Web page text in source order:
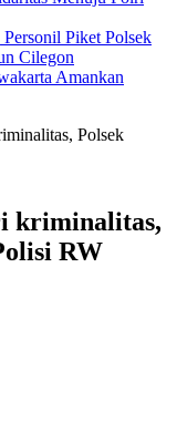
Piket Polsek
Cilegon
Amankan
Polsek
kriminalitas,
RW